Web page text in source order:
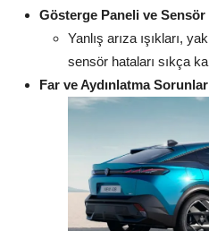
Gösterge Paneli ve
Yanlış arıza ışıkları,
sensör hataları sıkça
Far ve Aydınlatma